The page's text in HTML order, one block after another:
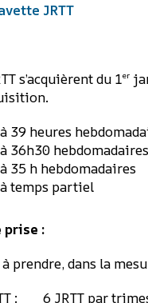
JRTT
s’acquièrent du 1er
à 39 heures
à 36h30
à 35 h
à
prise :
à prendre, dans la
: 6 JRTT par